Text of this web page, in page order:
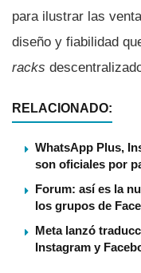
para ilustrar las
diseño y fiabilidad
racks
RELACIONADO:
WhatsApp Plus,
son oficiales por
Forum: así es la
los grupos de
Meta lanzó
Instagram y